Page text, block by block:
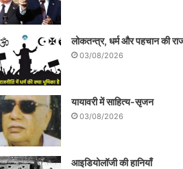
लोकतन्त्र, धर्म और पहचान की
03/08/2026
यायावरी में साहित्य-सृजन
03/08/2026
आइडियोलॉजी की हानियाँ